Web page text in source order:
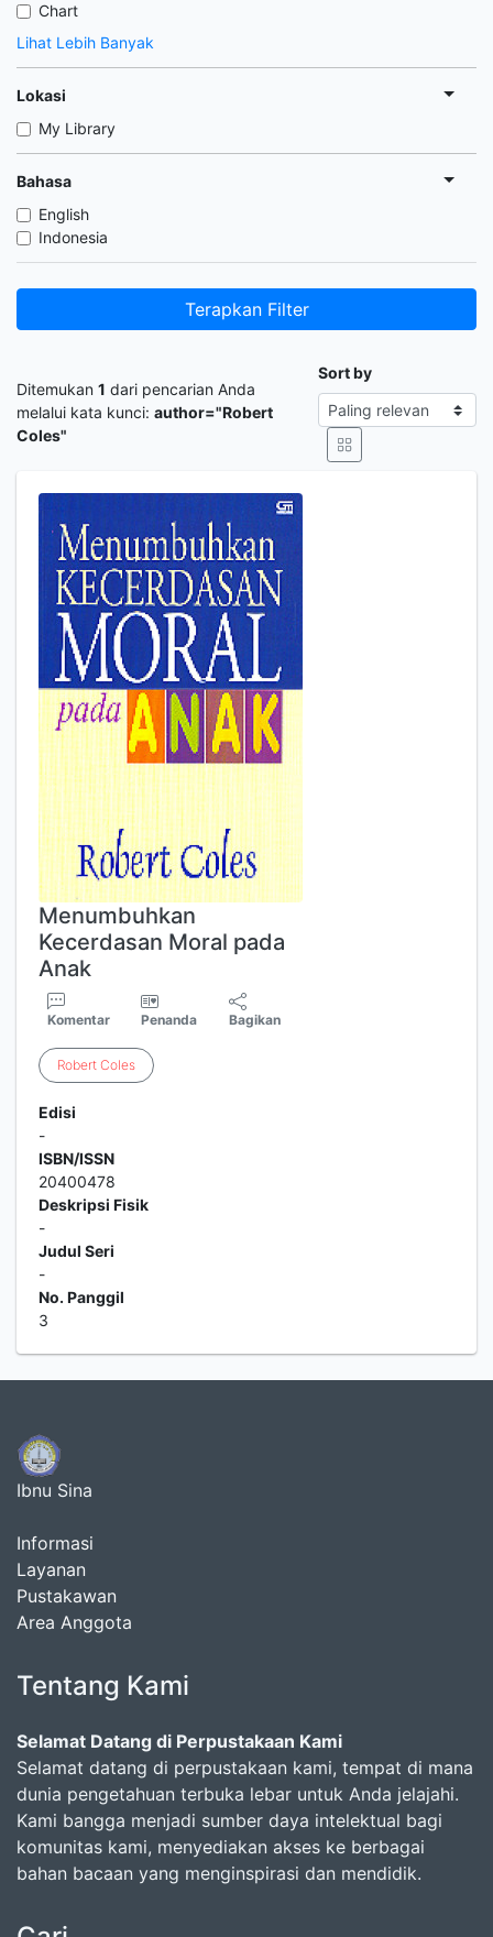
Chart
Lihat Lebih Banyak
Lokasi
My Library
Bahasa
English
Indonesia
Terapkan Filter
Ditemukan 1 dari pencarian Anda
melalui kata kunci: author="Robert
Coles"
Sort by
Menumbuhkan
Kecerdasan Moral pada
Anak
Komentar Penanda Bagikan
Robert Coles
Edisi
-
ISBN/ISSN
20400478
Deskripsi Fisik
-
Judul Seri
-
No. Panggil
3
Ibnu Sina
Informasi
Layanan
Pustakawan
Area Anggota
Tentang Kami
Selamat Datang di Perpustakaan Kami
Selamat datang di perpustakaan kami, tempat di mana
dunia pengetahuan terbuka lebar untuk Anda jelajahi.
Kami bangga menjadi sumber daya intelektual bagi
komunitas kami, menyediakan akses ke berbagai
bahan bacaan yang menginspirasi dan mendidik.